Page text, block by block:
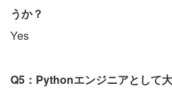
うか？
Yes
Q5：Pythonエンジニアとして